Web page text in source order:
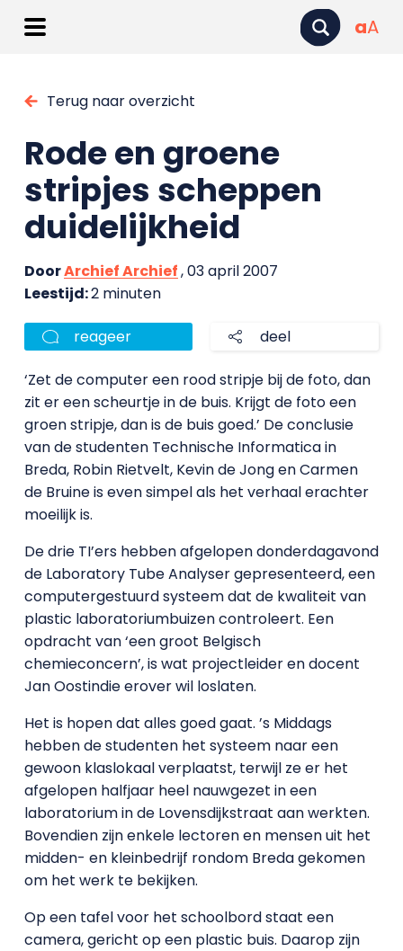
aA
Terug naar overzicht
Rode en groene
stripjes scheppen
duidelijkheid
DoorArchief Archief, 03 april 2007
Leestijd:2 minuten
reageer deel
‘Zet de computer een rood stripje bij de foto, dan
zit er een scheurtje in de buis. Krijgt de foto een
groen stripje, dan is de buis goed.’ De conclusie
van de studenten Technische Informatica in
Breda, Robin Rietvelt, Kevin de Jong en Carmen
de Bruine is even simpel als het verhaal erachter
moeilijk is.
De drie TI’ers hebben afgelopen donderdagavond
de Laboratory Tube Analyser gepresenteerd, een
computergestuurd systeem dat de kwaliteit van
plastic laboratoriumbuizen controleert. Een
opdracht van ‘een groot Belgisch
chemieconcern’, is wat projectleider en docent
Jan Oostindie erover wil loslaten.
Het is hopen dat alles goed gaat. ’s Middags
hebben de studenten het systeem naar een
gewoon klaslokaal verplaatst, terwijl ze er het
afgelopen halfjaar heel nauwgezet in een
laboratorium in de Lovensdijkstraat aan werkten.
Bovendien zijn enkele lectoren en mensen uit het
midden- en kleinbedrijf rondom Breda gekomen
om het werk te bekijken.
Op een tafel voor het schoolbord staat een
camera, gericht op een plastic buis. Daarop zijn